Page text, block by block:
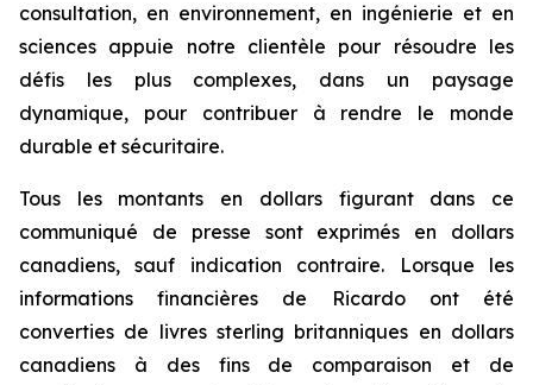
consultation, en environnement, en ingénierie et en
sciences appuie notre clientèle pour résoudre les
défis les plus complexes, dans un paysage
dynamique, pour contribuer à rendre le monde
durable et sécuritaire.
Tous les montants en dollars figurant dans ce
communiqué de presse sont exprimés en dollars
canadiens, sauf indication contraire. Lorsque les
informations financières de Ricardo ont été
converties de livres sterling britanniques en dollars
canadiens à des fins de comparaison et de